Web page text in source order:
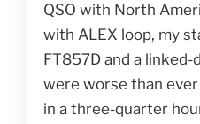
QSO with North
with ALEX loop, my
FT857D and a
were worse than ever
in a three-quarter